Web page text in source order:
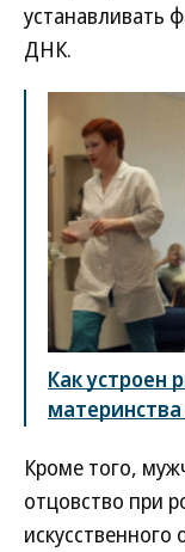
устанавливать
ДНК.
Как устроен
материнства
Кроме того,
отцовство при